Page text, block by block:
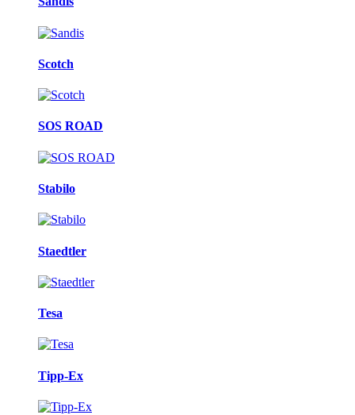
Scotch
SOS ROAD
Stabilo
Staedtler
Tesa
Tipp-Ex